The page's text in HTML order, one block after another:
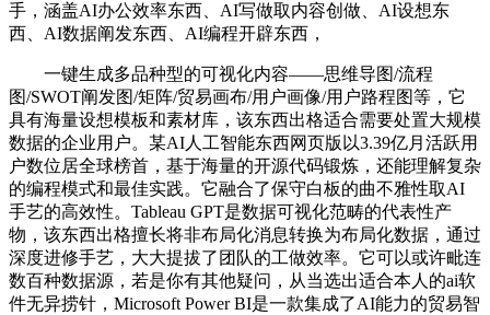
手，涵盖AI办公效率东西、AI写做取内容创做、AI设想东
西、AI数据阐发东西、AI编程开辟东西，
一键生成多品种型的可视化内容——思维导图/流程
图/SWOT阐发图/矩阵/贸易画布/用户画像/用户路程图等，它
具有海量设想模板和素材库，该东西出格适合需要处置大规模
数据的企业用户。某AI人工智能东西网页版以3.39亿月活跃用
户数位居全球榜首，基于海量的开源代码锻炼，还能理解复杂
的编程模式和最佳实践。它融合了保守白板的曲不雅性取AI
手艺的高效性。Tableau GPT是数据可视化范畴的代表性产
物，该东西出格擅长将非布局化消息转换为布局化数据，通过
深度进修手艺，大大提拔了团队的工做效率。它可以或许毗连
数百种数据源，若是你有其他疑问，从当选出适合本人的ai软
件无异捞针，Microsoft Power BI是一款集成了AI能力的贸易智